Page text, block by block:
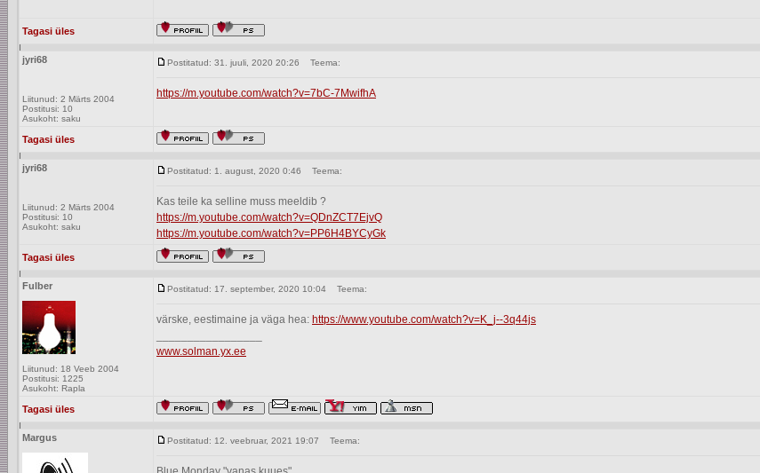
Tagasi üles
jyri68
Liitunud: 2 Märts 2004
Postitusi: 10
Asukoht: saku
Postitatud: 31. juuli, 2020 20:26 Teema:
https://m.youtube.com/watch?v=7bC-7MwifhA
Tagasi üles
jyri68
Liitunud: 2 Märts 2004
Postitusi: 10
Asukoht: saku
Postitatud: 1. august, 2020 0:46 Teema:
Kas teile ka selline muss meeldib ?
https://m.youtube.com/watch?v=QDnZCT7EjvQ
https://m.youtube.com/watch?v=PP6H4BYCyGk
Tagasi üles
Fulber
Liitunud: 18 Veeb 2004
Postitusi: 1225
Asukoht: Rapla
Postitatud: 17. september, 2020 10:04 Teema:
värske, eestimaine ja väga hea: https://www.youtube.com/watch?v=K_j--3q44js
www.solman.yx.ee
Tagasi üles
Margus Postitatud: 12. veebruar, 2021 19:07 Teema: